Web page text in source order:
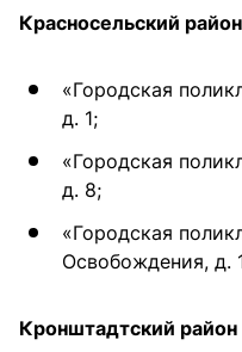
Красносельский район
«Городская
д. 1;
«Городская
д. 8;
«Городская
Освобождения, д.
Кронштадтский район